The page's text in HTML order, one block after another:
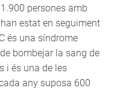
persones amb
estat en seguiment
és una síndrome
bombejar la sang de
i és una de les
any suposa 600